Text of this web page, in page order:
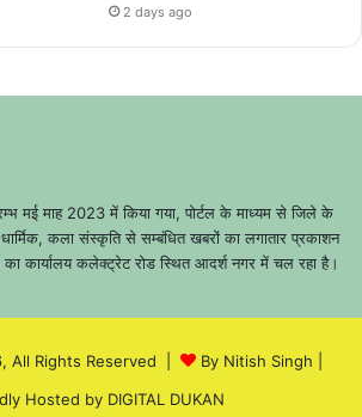
2 days ago
मई माह 2023 में किया गया, पोर्टल के माध्यम से जिले के
कला संस्कृति से सम्बंधित खबरों का लगातार प्रकाशन
का कार्यालय कलेक्ट्रेट रोड स्थित आदर्श नगर में चल रहा है।
All Rights Reserved | By Nitish Singh
Hosted by DIGITAL DUKAN